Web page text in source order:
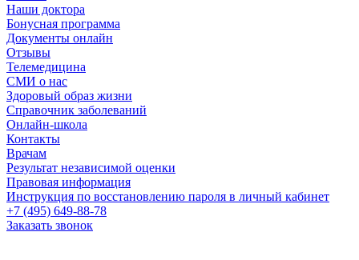
Наши доктора
Бонусная программа
Документы онлайн
Отзывы
Телемедицина
СМИ о нас
Здоровый образ жизни
Справочник заболеваний
Онлайн-школа
Контакты
Врачам
Результат независимой оценки
Правовая информация
Инструкция по восстановлению пароля в личный кабинет
+7 (495) 649-88-78
Заказать звонок